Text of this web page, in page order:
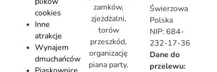
cookies
Inne
atrakcje
Wynajem
dmuchańców
zamków,
zjeżdżalni,
torów
przeszkód,
organizację
piana party,
Świerzowa
Polska
NIP: 684-
232-17-36
Dane do
przelewu: